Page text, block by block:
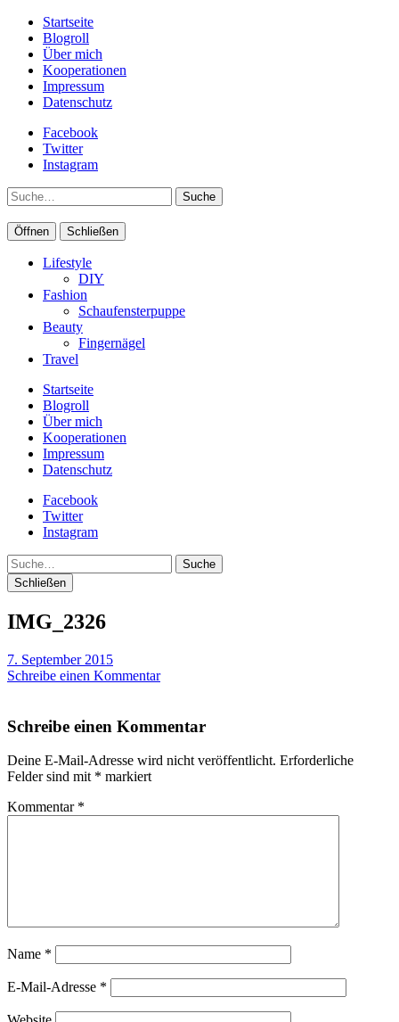
Startseite
Blogroll
Über mich
Kooperationen
Impressum
Datenschutz
Facebook
Twitter
Instagram
Suche
Öffnen Schließen
Lifestyle
DIY
Fashion
Schaufensterpuppe
Beauty
Fingernägel
Travel
Startseite
Blogroll
Über mich
Kooperationen
Impressum
Datenschutz
Facebook
Twitter
Instagram
Suche
Schließen
IMG_2326
7. September 2015
Schreibe einen Kommentar
Schreibe einen Kommentar
Deine E-Mail-Adresse wird nicht veröffentlicht. Erforderliche
Felder sind mit * markiert
Kommentar *
Name *
E-Mail-Adresse *